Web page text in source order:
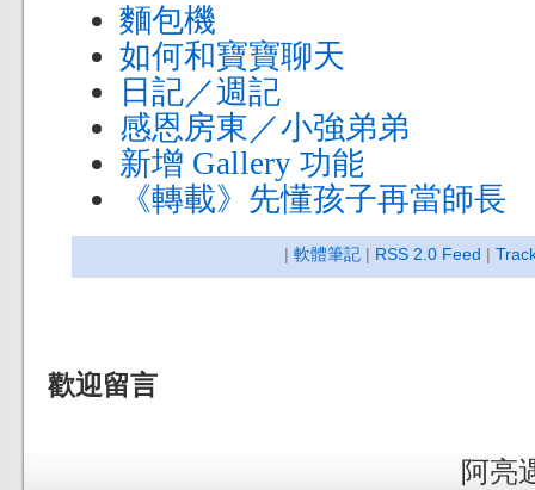
麵包機
如何和寶寶聊天
日記／週記
感恩房東／小強弟弟
新增 Gallery 功能
《轉載》先懂孩子再當師長
| 軟體筆記 | RSS 2.0 Feed |
歡迎留言
阿亮